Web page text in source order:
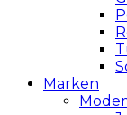
Marken